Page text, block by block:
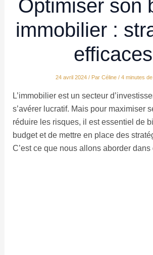
Optimiser son
immobilier :
efficaces
24 avril 2024 / Par Céline / 4 minutes
L’immobilier est un secteur
s’avérer lucratif. Mais pour maximiser
réduire les risques, il est essentiel de
budget et de mettre en place des
C’est ce que nous allons aborder dans